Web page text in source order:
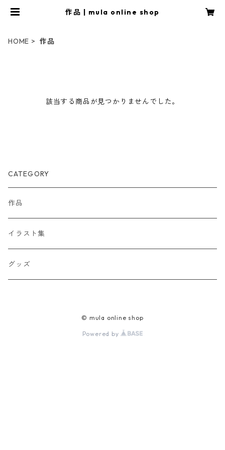
作品 | mula online shop
HOME 作品
該当する商品が見つかりませんでした。
CATEGORY
作品
イラスト集
グッズ
© mula online shop
Powered by